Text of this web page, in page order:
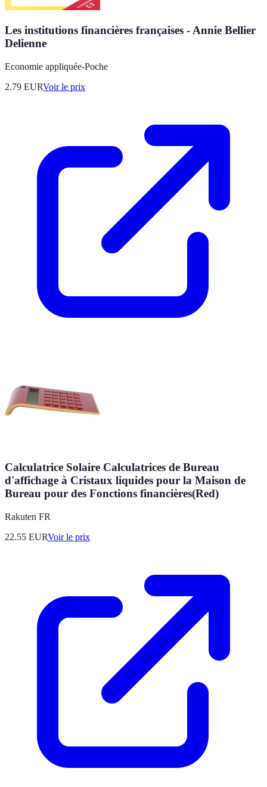
Les institutions financières françaises - Annie Bellier
Delienne
Economie appliquée-Poche
2.79 EURVoir le prix
Calculatrice Solaire Calculatrices de Bureau
d'affichage à Cristaux liquides pour la Maison de
Bureau pour des Fonctions financières(Red)
Rakuten FR
22.55 EURVoir le prix